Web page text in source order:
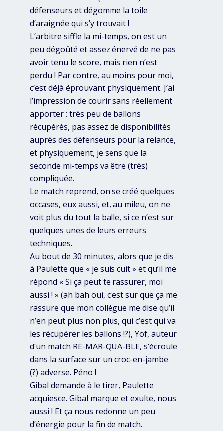
défenseurs et dégomme la toile
d’araignée qui s’y trouvait !
L’arbitre siffle la mi-temps, on est un
peu dégoûté et assez énervé de ne pas
avoir tenu le score, mais rien n’est
perdu ! Par contre, au moins pour moi,
c’est déjà éprouvant physiquement. J’ai
l’impression de courir sans réellement
apporter : très peu de ballons
récupérés, pas assez de disponibilités
auprès des défenseurs pour la relance,
et physiquement, je sens que la
seconde mi-temps va être (très)
compliquée.
Le match reprend, on se créé quelques
occases, eux aussi, et, au mileu, on ne
voit plus du tout la balle, si ce n’est sur
quelques unes de leurs erreurs
techniques.
Au bout de 30 minutes, alors que je dis
à Paulette que « je suis cuit » et qu’il me
répond « Si ça peut te rassurer, moi
aussi ! » (ah bah oui, c’est sur que ça me
rassure que mon collègue me dise qu’il
n’en peut plus non plus, qui c’est qui va
les récupérer les ballons !?), Yof, auteur
d’un match RE-MAR-QUA-BLE, s’écroule
dans la surface sur un croc-en-jambe
(?) adverse. Péno !
Gibal demande à le tirer, Paulette
acquiesce. Gibal marque et exulte, nous
aussi ! Et ça nous redonne un peu
d’énergie pour la fin de match.